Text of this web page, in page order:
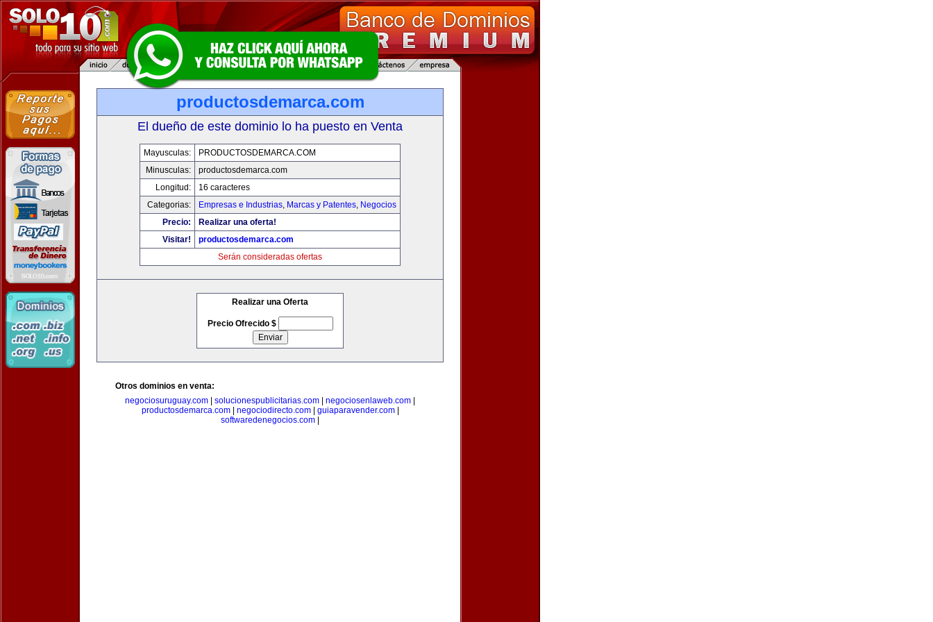
productosdemarca.com
El dueño de este dominio lo ha puesto en Venta
Mayusculas:
PRODUCTOSDEMARCA.COM
Minusculas:
productosdemarca.com
Longitud:
16 caracteres
Categorias:
Empresas e Industrias, Marcas y Patentes, Negocios
Precio:
Realizar una oferta!
Visitar!
productosdemarca.com
Serán consideradas ofertas
Realizar una Oferta
Precio Ofrecido $
Otros dominios en venta:
negociosuruguay.com
solucionespublicitarias.com negociosenlaweb.com
productosdemarca.com| negociodirecto.com| guiaparavender.com|
softwaredenegocios.com